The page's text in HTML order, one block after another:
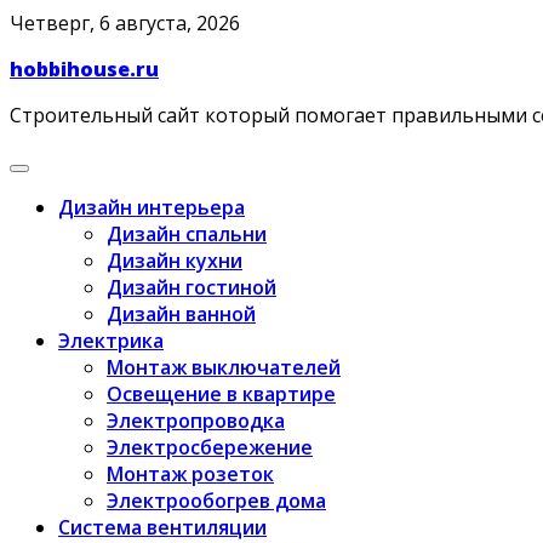
Skip
content
Четверг, 6 августа, 2026
hobbihouse.ru
Строительный сайт который помогает правильными
Дизайн интерьера
Дизайн спальни
Дизайн кухни
Дизайн гостиной
Дизайн ванной
Электрика
Монтаж выключателей
Освещение в квартире
Электропроводка
Электросбережение
Монтаж розеток
Электрообогрев дома
Система вентиляции